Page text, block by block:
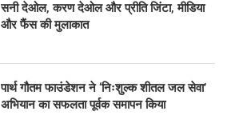
सनी देओल, करण देओल और प्रीति जिंटा, मीडिया
और फैंस की मुलाकात
पार्थ गौतम फाउंडेशन ने ‘निःशुल्क शीतल जल सेवा’
अभियान का सफलता पूर्वक समापन किया